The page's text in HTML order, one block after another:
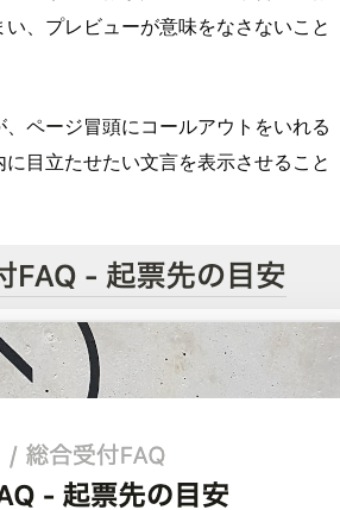
、プレビューが意味をなさないこと
ページ冒頭にコールアウトをいれる
目立たせたい文言を表示させること